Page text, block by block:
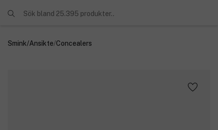
Sök bland 25.395 produkter..
Smink/Ansikte/Concealers